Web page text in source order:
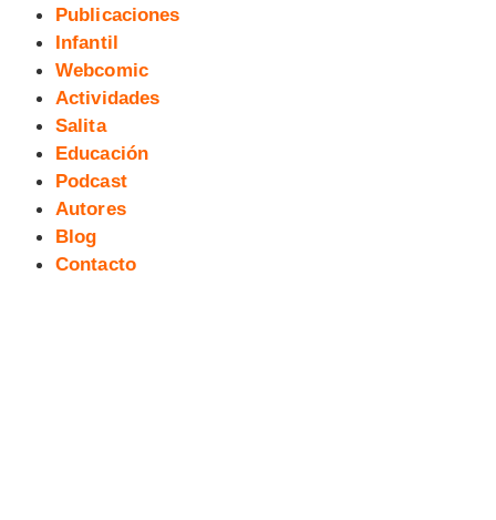
Publicaciones
Infantil
Webcomic
Actividades
Salita
Educación
Podcast
Autores
Blog
Contacto